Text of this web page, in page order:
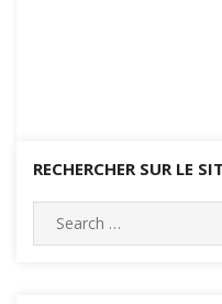
RECHERCHER SUR LE
Search
for: